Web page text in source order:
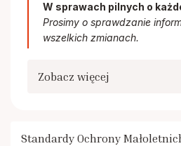
W sprawach pilnych o
Prosimy o sprawdzanie
wszelkich zmianach.
Zobacz więcej
Standardy Ochrony